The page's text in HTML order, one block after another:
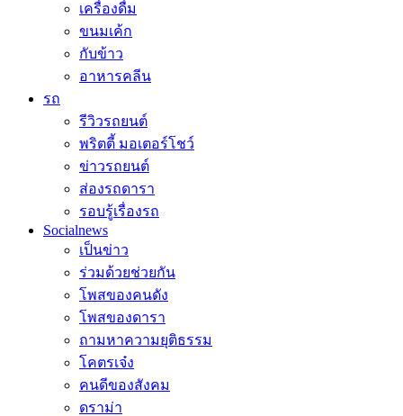
เครื่องดื่ม
ขนมเค้ก
กับข้าว
อาหารคลีน
รถ
รีวิวรถยนต์
พริตตี้ มอเตอร์โชว์
ข่าวรถยนต์
ส่องรถดารา
รอบรู้เรื่องรถ
Socialnews
เป็นข่าว
ร่วมด้วยช่วยกัน
โพสของคนดัง
โพสของดารา
ถามหาความยุติธรรม
โคตรเจ๋ง
คนดีของสังคม
ดราม่า